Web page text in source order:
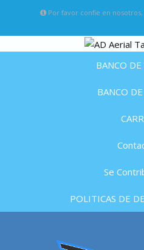
Por favor confie en
BANCO
BANCO
Se
POLITICAS DE